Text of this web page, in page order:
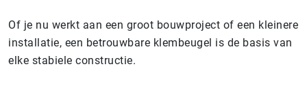
Of je nu werkt aan een groot bouwproject of een kleinere
installatie, een betrouwbare klembeugel is de basis van
elke stabiele constructie.